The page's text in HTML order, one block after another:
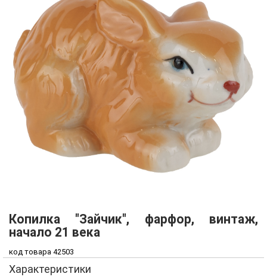
Копилка "Зайчик", фарфор, винтаж,
начало 21 века
код товара 42503
Характеристики